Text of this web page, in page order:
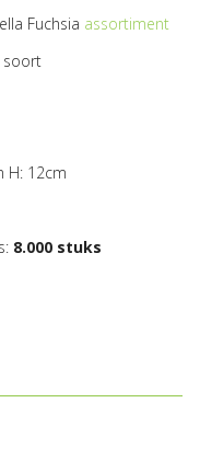
Fuchsia assortiment
soort
H: 12cm
8.000 stuks